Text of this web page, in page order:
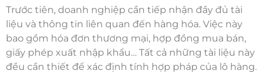
Trước tiên, doanh nghiệp cần tiếp nhận đầy đủ tài
liệu và thông tin liên quan đến hàng hóa. Việc này
bao gồm hóa đơn thương mại, hợp đồng mua bán,
giấy phép xuất nhập khẩu… Tất cả những tài liệu này
đều cần thiết để xác định tính hợp pháp của lô hàng.